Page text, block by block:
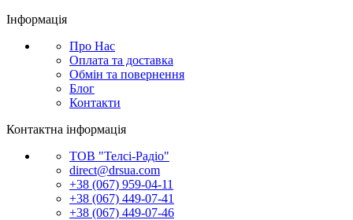
Інформація
Про Нас
Оплата та доставка
Обмін та повернення
Блог
Контакти
Контактна інформація
ТОВ "Телсі-Радіо"
direct@drsua.com
+38 (067) 959-04-11
+38 (067) 449-07-41
+38 (067) 449-07-46